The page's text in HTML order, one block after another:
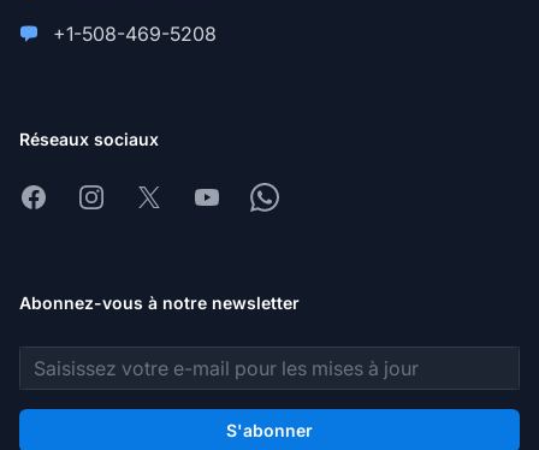
+1-508-469-5208
Réseaux sociaux
FacebookInstagram
X YoutubeWhatsapp
Abonnez-vous à notre newsletter
Adresse e-mail
S'abonner